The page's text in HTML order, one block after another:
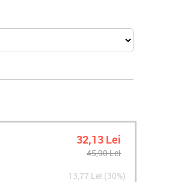
32,13 Lei
45,90 Lei
13,77 Lei (30%)